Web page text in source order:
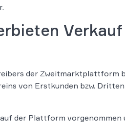
der Zweitmarktplattform
von Erstkunden bzw.
der Plattform vorgenommen